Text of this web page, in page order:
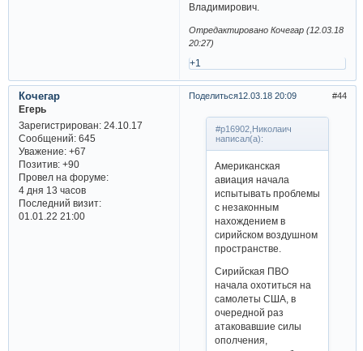
Владимирович.
Отредактировано Кочегар (12.03.18
20:27)
+1
Поделиться 44
12.03.18 20:09
Кочегар
Егерь
Зарегистрирован: 24.10.17
Сообщений:645
Уважение: +67
Позитив: +90
Провел на форуме:
4 дня 13 часов
Последний визит:
01.01.22 21:00
#p16902,Николаич
написал(а):
Американская
авиация начала
испытывать проблемы
с незаконным
нахождением в
сирийском воздушном
пространстве.
Сирийская ПВО
начала охотиться на
самолеты США, в
очередной раз
атаковавшие силы
ополчения,